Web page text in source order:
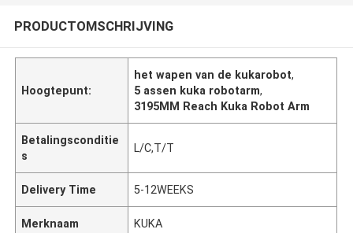
PRODUCTOMSCHRIJVING
Hoogtepunt:
het wapen van de kukarobot,
5 assen kuka robotarm,
3195MM Reach Kuka Robot Arm
Betalingsconditie
s
L/C,T/T
Delivery Time 5-12WEEKS
Merknaam KUKA